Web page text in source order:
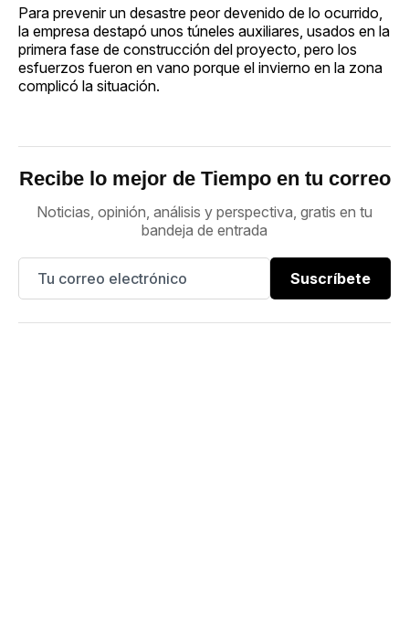
Para prevenir un desastre peor devenido de lo ocurrido,
la empresa destapó unos túneles auxiliares, usados en la
primera fase de construcción del proyecto, pero los
esfuerzos fueron en vano porque el invierno en la zona
complicó la situación.
Recibe lo mejor de Tiempo en tu correo
Noticias, opinión, análisis y perspectiva, gratis en tu
bandeja de entrada
Suscríbete